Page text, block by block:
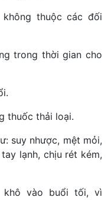
thuộc các đối
trong thời gian cho
thuốc thải loại.
suy nhược, mệt mỏi,
lạnh, chịu rét kém,
khô vào buổi tối, vì